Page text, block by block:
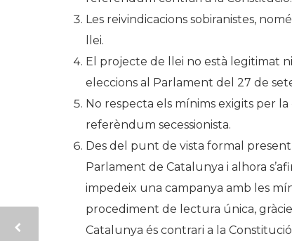
Les reivindicacions sobiranistes,
llei.
El projecte de llei no està legitimat
eleccions al Parlament del 27 de
No respecta els mínims exigits per
referèndum secessionista.
Des del punt de vista formal
Parlament de Catalunya i alhora
impedeix una campanya amb les
procediment de lectura única,
Catalunya és contrari a la